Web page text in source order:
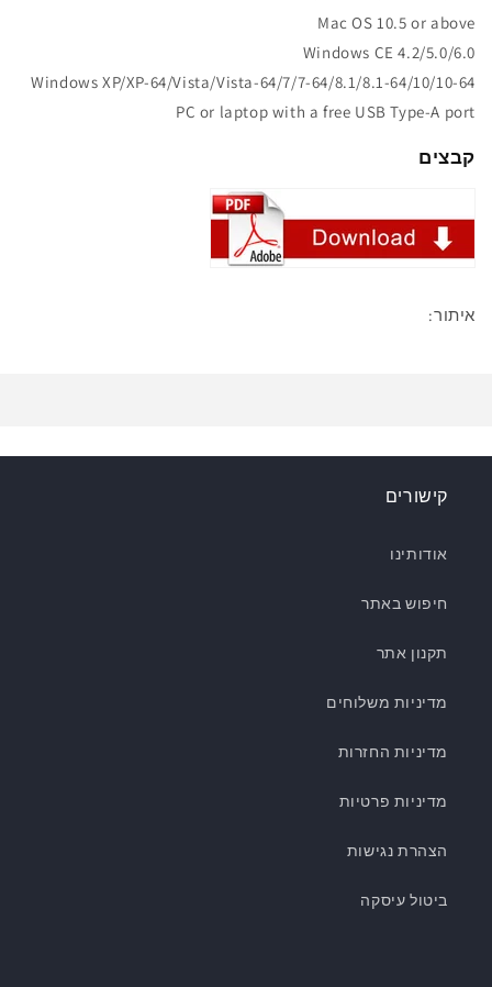
Mac OS 10.5 or above
Windows CE 4.2/5.0/6.0
Windows XP/XP-64/Vista/Vista-64/7/7-64/8.1/8.1-64/10/10-64
PC or laptop with a free USB Type-A port
קבצים
איתור:
קישורים
אודותינו
חיפוש באתר
תקנון אתר
מדיניות משלוחים
מדיניות החזרות
מדיניות פרטיות
הצהרת נגישות
ביטול עיסקה